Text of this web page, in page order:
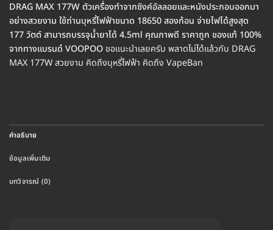
DRAG MAX 177W ตัวเครื่องทำจากซิงค์อัลลอยและหนังประกอบออกมา
อย่างสวยงาม ใช้ถ่านบุหรี่ไฟฟ้าขนาด 18650 สองก้อน จ่ายไฟได้สูงสุด
177 วัตต์ สามารถบรรจุน้ำยาได้ 4.5ml คุณภาพดี ราคาถูก ของแท้ 100%
จากทางแบรนด๋ VOOPOO ขอแนะนำเลยครับ พลาดไม่ได้แล้วกับ DRAG
MAX 177W สวยงาม คิดถึงบุหรี่ไฟฟ้า คิดถึง VapeBan
คำอธิบาย
ข้อมูลเพิ่มเติม
บทวิจารณ์ (0)